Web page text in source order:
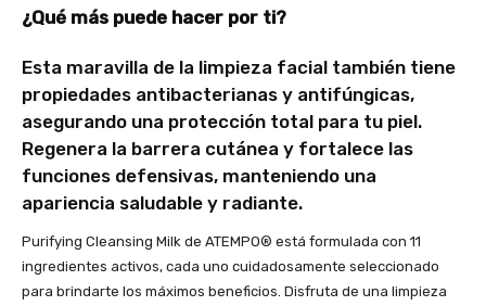
¿Qué más puede hacer por ti?
Esta maravilla de la limpieza facial también tiene
propiedades antibacterianas y antifúngicas,
asegurando una protección total para tu piel.
Regenera la barrera cutánea y fortalece las
funciones defensivas, manteniendo una
apariencia saludable y radiante.
Purifying Cleansing Milk de ATEMPO® está formulada con 11
ingredientes activos, cada uno cuidadosamente seleccionado
para brindarte los máximos beneficios. Disfruta de una limpieza